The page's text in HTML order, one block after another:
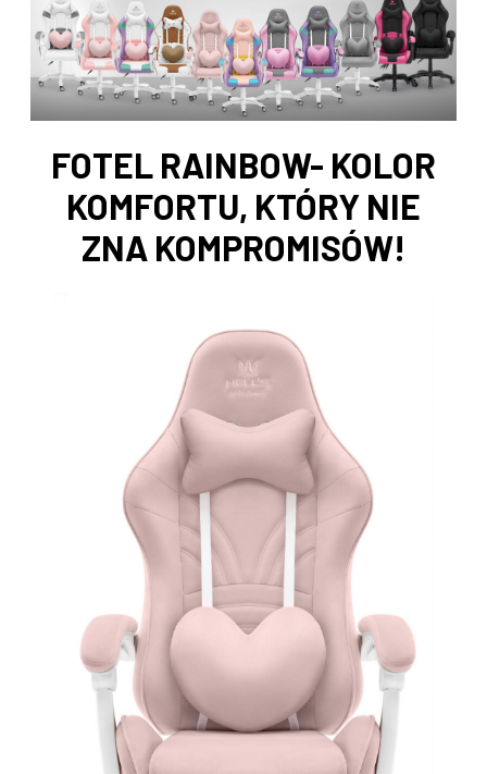
FOTEL RAINBOW- KOLOR
KOMFORTU, KTÓRY NIE
ZNA KOMPROMISÓW!